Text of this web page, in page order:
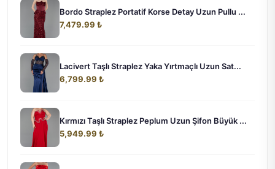
Bordo Straplez Portatif Korse Detay Uzun Pullu ...
7,479.99 ₺
Lacivert Taşlı Straplez Yaka Yırtmaçlı Uzun Sat...
6,799.99 ₺
Kırmızı Taşlı Straplez Peplum Uzun Şifon Büyük ...
5,949.99 ₺